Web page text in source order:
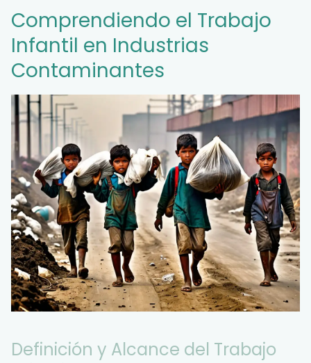
Comprendiendo el Trabajo
Infantil en Industrias
Contaminantes
Definición y Alcance del Trabajo